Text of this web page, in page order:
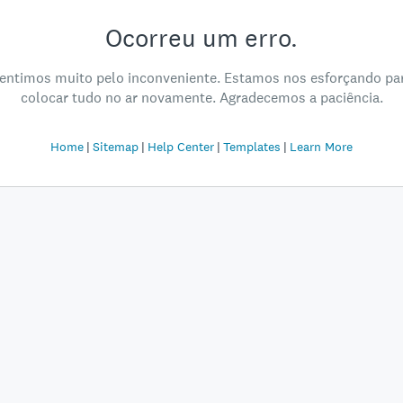
Ocorreu um erro.
muito pelo inconveniente. Estamos nos esforçando
colocar tudo no ar novamente. Agradecemos a paciência.
Home Sitemap Help Center Templates Learn More